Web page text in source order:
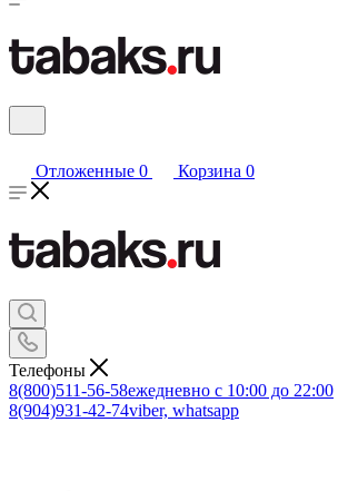
Отложенные 0 Корзина 0
Телефоны
8(800)511-56-58ежедневно с 10:00 до 22:00
8(904)931-42-74viber, whatsapp